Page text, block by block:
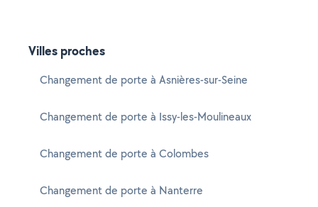
Villes proches
Changement de porte à Asnières-sur-Seine
Changement de porte à Issy-les-Moulineaux
Changement de porte à Colombes
Changement de porte à Nanterre